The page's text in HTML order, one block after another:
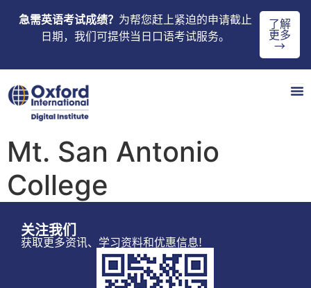
急需英语考试成绩？ 为帮您赶上紧迫的申请截止
日期，我们可提供当日口语考试服务。
了解
更多
→
Mt. San Antonio
College
关注我们
获取更多资讯、学习资料和优惠信息!